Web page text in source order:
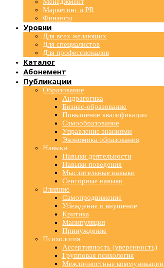
Маркетинг и PR
Финансы
Уровни
Для всех желающих
Для специалистов
Для профессионалов
Каталог
Абонемент
Публикации
Образование
Андрагогика
Бизнес-образование
Повышение квалификации
Самообразование
Управление знаниями
Экономика образования
Навыки
Навыки деятельности
Навыки поведения
Мыслительные навыки
Сенсорные навыки
Влияние
Самопродвижение
Убеждение и внушение
Критика
Манипуляция
Принуждение
Психология
Ассертивность (уверенность)
Групповая психология
Межличностные коммуникации